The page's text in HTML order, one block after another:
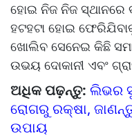
ହୋଇ ନିଜ ନିଜ
ହଟହଟା ହୋଇ
ଖୋଲିବ ସେନେଇ କିଛି
ଉଭୟ ଦୋକାନୀ ଏବଂ
ଅଧିକ ପଢ଼ନ୍ତୁ: ଲିଭର
ରୋଗରୁ ରକ୍ଷା,
ଉପାୟ